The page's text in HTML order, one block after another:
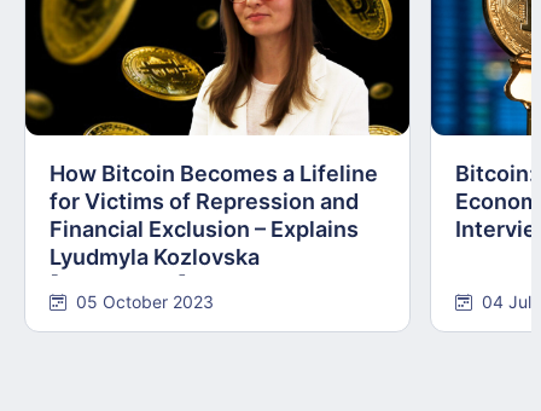
How Bitcoin Becomes a Lifeline
for Victims of Repression and
Financial Exclusion – Explains
Lyudmyla Kozlovska
05 October 2023
Bitcoin:
04